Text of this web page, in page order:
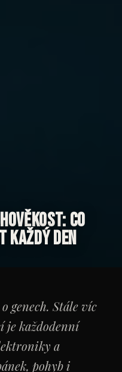
co
každý den
genech. Stále víc
je každodenní
a
pohyb i